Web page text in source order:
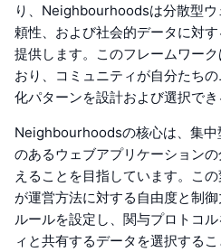
り、Neighbourhoodsは分散型
頼性、および社会的データに対
提供します。このフレームワー
おり、コミュニティが自分たち
化パターンを設計および選択でき
Neighbourhoodsの核心は、集中
のあるウェブアプリケーション
えることを目指しています。こ
が運営方法に対する自由度と制
ルールを設定し、関与プロトコ
ィと共有するデータを選択するこ